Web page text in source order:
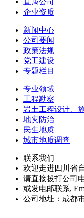
企业资质
新闻中心
公司要闻
政策法规
党工建设
专题栏目
专业领域
工程勘察
岩土工程设计、
地灾防治
民生地质
城市地质调查
联系我们
欢迎走进四川省
请直接拨打公司
或发电邮联系,
公司地址：成都